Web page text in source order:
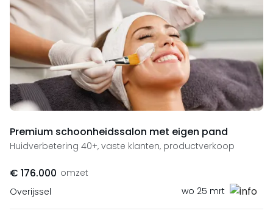
Premium schoonheidssalon met eigen pand
Huidverbetering 40+, vaste klanten, productverkoop
€ 176.000 omzet
Overijssel
wo 25 mrt